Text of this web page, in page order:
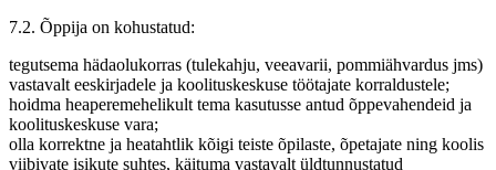
7.2. Õppija on kohustatud:
tegutsema hädaolukorras (tulekahju, veeavarii, pommiähvardus jms)
vastavalt eeskirjadele ja koolituskeskuse töötajate korraldustele;
hoidma heaperemehelikult tema kasutusse antud õppevahendeid ja
koolituskeskuse vara;
olla korrektne ja heatahtlik kõigi teiste õpilaste, õpetajate ning koolis
viibivate isikute suhtes, käituma vastavalt üldtunnustatud